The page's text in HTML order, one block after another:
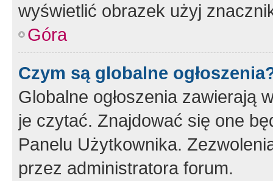
wyświetlić obrazek użyj
Góra
Czym są globalne
Globalne ogłoszenia zawierają
je czytać. Znajdować się one
Panelu Użytkownika.
przez administratora forum.